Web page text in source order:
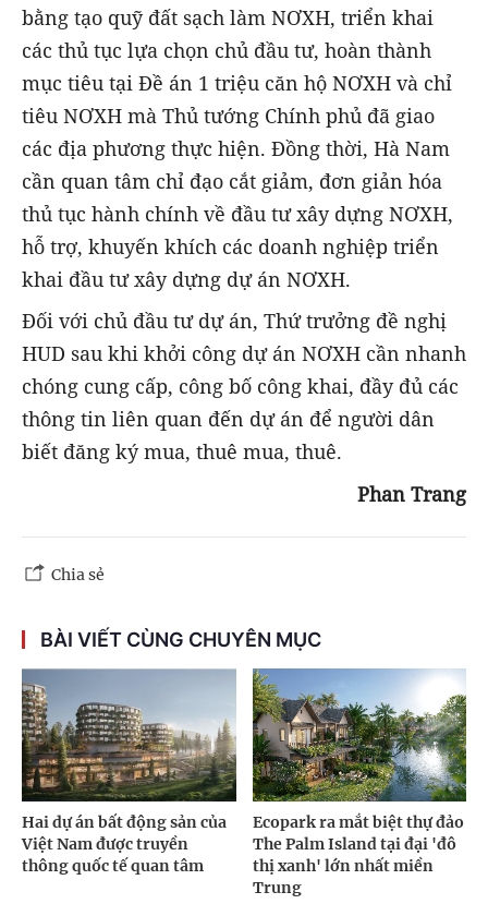
bằng tạo quỹ đất sạch làm NƠXH, triển khai
các thủ tục lựa chọn chủ đầu tư, hoàn thành
mục tiêu tại Đề án 1 triệu căn hộ NƠXH và chỉ
tiêu NƠXH mà Thủ tướng Chính phủ đã giao
các địa phương thực hiện. Đồng thời, Hà Nam
cần quan tâm chỉ đạo cắt giảm, đơn giản hóa
thủ tục hành chính về đầu tư xây dựng NƠXH,
hỗ trợ, khuyến khích các doanh nghiệp triển
khai đầu tư xây dựng dự án NƠXH.
Đối với chủ đầu tư dự án, Thứ trưởng đề nghị
HUD sau khi khởi công dự án NƠXH cần nhanh
chóng cung cấp, công bố công khai, đầy đủ các
thông tin liên quan đến dự án để người dân
biết đăng ký mua, thuê mua, thuê.
Phan Trang
Chia sẻ
BÀI VIẾT CÙNG CHUYÊN MỤC
Hai dự án bất động sản của
Việt Nam được truyền
thông quốc tế quan tâm
Ecopark ra mắt biệt thự đảo
The Palm Island tại đại 'đô
thị xanh' lớn nhất miền
Trung